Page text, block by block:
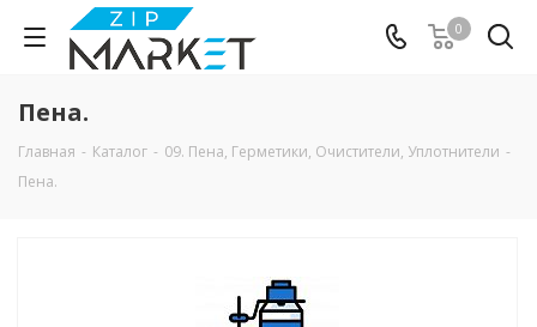
0
Пена.
Главная - Каталог - 09. Пена, Герметики, Очистители, Уплотнители -
Пена.